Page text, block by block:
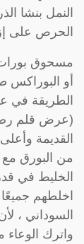
النمل بنشا
الحرص على
مسحوق بورات
أو البوراكس
الطريقة في
(عرض قلم
القديمة وأعلى
الخليط في
اخلطهم
السوداني ،
واترك الوعاء